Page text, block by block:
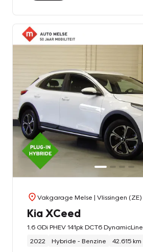
Vakgarage Melse | Vlissingen (ZE)
Kia XCeed
1.6 GDi PHEV 141pk DCT6 DynamicLine
2022
Hybride - Benzine 42.615 km